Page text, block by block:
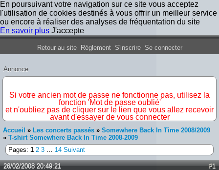
En poursuivant votre navigation sur ce site vous acceptez
l'utilisation de cookies destinés à vous offrir un meilleur service
ou encore à réaliser des analyses de fréquentation du site
En savoir plus J'accepte
Forum Iron Maiden France
Retour au site Règlement S'inscrire Se connecter
Annonce
Si votre ancien mot de passe ne fonctionne pas, utilisez la
fonction 'Mot de passe oublié'
et n'oubliez pas de cliquer sur le lien que vous allez recevoir
avant d'essayer de vous connecter
Accueil » Les concerts passés » Somewhere Back In Time 2008/2009
» T-shirt Somewhere Back In Time 2008-2009
Pages: 1 2 3 … 14 Suivant
#1
26/02/2008 20:49:21